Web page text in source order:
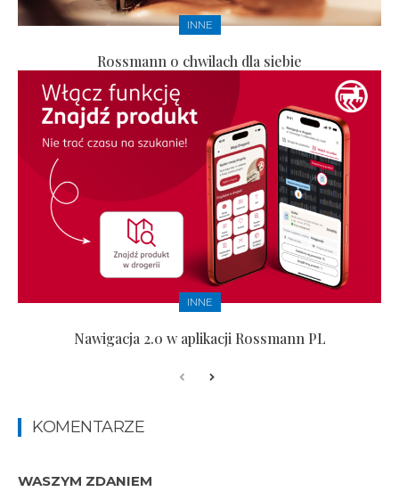
INNE
Rossmann o chwilach dla siebie
INNE
Nawigacja 2.0 w aplikacji Rossmann PL
KOMENTARZE
WASZYM ZDANIEM